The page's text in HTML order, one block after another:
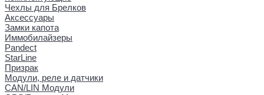
Чехлы для Брелков
Аксессуары
Замки капота
Иммобилайзеры
Pandect
StarLine
Призрак
Модули, реле и датчики
CAN/LIN Модули